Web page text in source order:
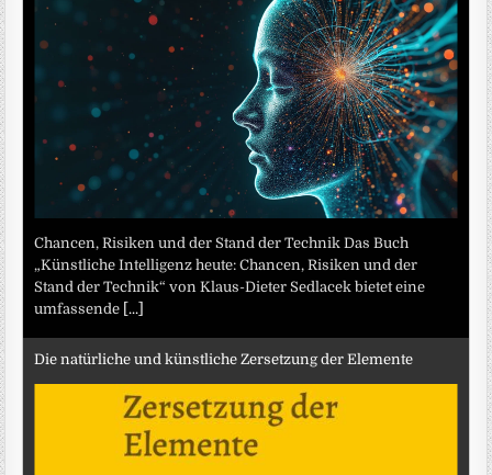
Chancen, Risiken und der Stand der Technik Das Buch
„Künstliche Intelligenz heute: Chancen, Risiken und der
Stand der Technik“ von Klaus-Dieter Sedlacek bietet eine
umfassende [...]
Die natürliche und künstliche Zersetzung der Elemente